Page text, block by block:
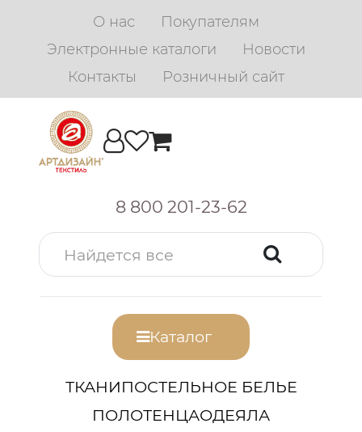
О нас
Покупателям
Электронные каталоги
Новости
Контакты
Розничный сайт
8 800 201-23-62
Каталог
ТКАНИПОСТЕЛЬНОЕ БЕЛЬЕ
ПОЛОТЕНЦАОДЕЯЛА